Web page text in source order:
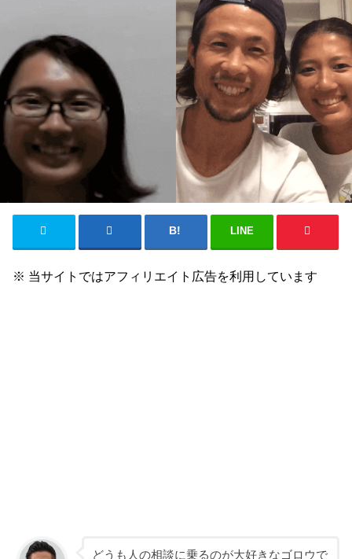
LINE
※ 当サイトではアフィリエイト広告を利用しています
どうも人の相談に乗るのが大好きなゴロウで